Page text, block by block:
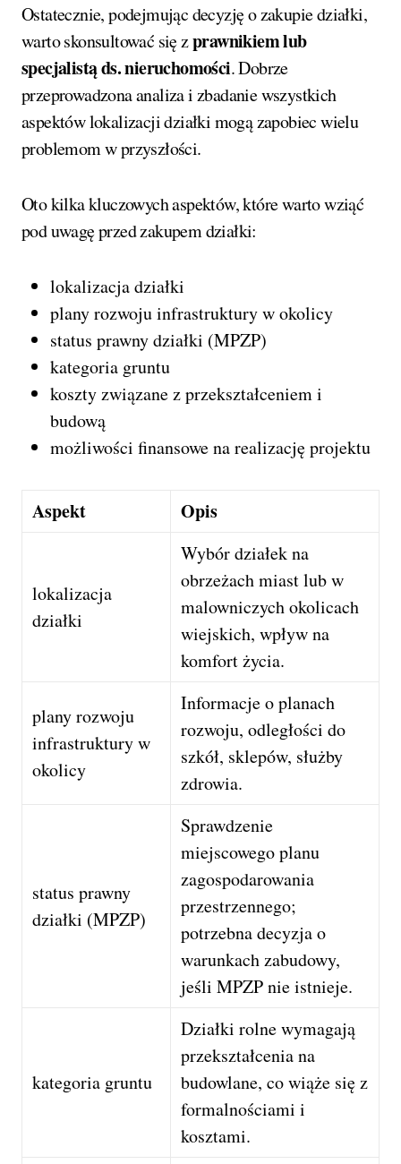
Ostatecznie, podejmując decyzję o zakupie działki,
warto skonsultować się zprawnikiem lub
specjalistą ds. nieruchomości. Dobrze
przeprowadzona analiza i zbadanie wszystkich
aspektów lokalizacji działki mogą zapobiec wielu
problemom w przyszłości.
Oto kilka kluczowych aspektów, które warto wziąć
pod uwagę przed zakupem działki:
lokalizacja działki
plany rozwoju infrastruktury w okolicy
status prawny działki (MPZP)
kategoria gruntu
koszty związane z przekształceniem i
budową
możliwości finansowe na realizację projektu
Aspekt Opis
lokalizacja
działki
Wybór działek na
obrzeżach miast lub w
malowniczych okolicach
wiejskich, wpływ na
komfort życia.
plany rozwoju
infrastruktury w
okolicy
Informacje o planach
rozwoju, odległości do
szkół, sklepów, służby
zdrowia.
status prawny
działki (MPZP)
Sprawdzenie
miejscowego planu
zagospodarowania
przestrzennego;
potrzebna decyzja o
warunkach zabudowy,
jeśli MPZP nie istnieje.
kategoria gruntu
Działki rolne wymagają
przekształcenia na
budowlane, co wiąże się z
formalnościami i
kosztami.